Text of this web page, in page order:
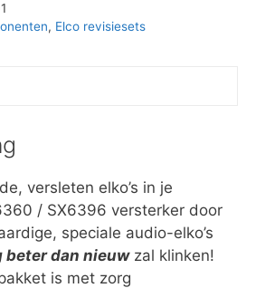
, Elco revisiesets
versleten elko’s in je
/ SX6396 versterker door
speciale audio-elko’s
beter dan nieuwzal klinken!
is met zorg